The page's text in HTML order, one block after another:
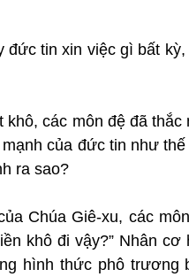
đức tin xin việc gì bất
khô, các môn đệ đã
của đức tin như
ra sao?
Chúa Giê-xu, các
khô đi vậy?” Nhân cơ
hình thức phô trương